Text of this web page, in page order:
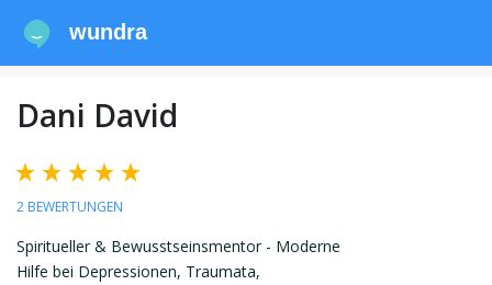
wundra
Dani David
2 BEWERTUNGEN
Spiritueller & Bewusstseinsmentor - Moderne
Hilfe bei Depressionen, Traumata,